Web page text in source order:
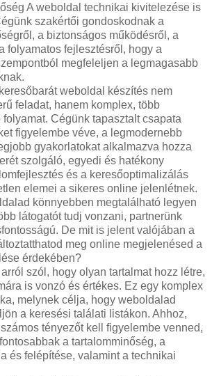
A weboldal technikai kivitelezése is
szakértői gondoskodnak a
a biztonságos működésről, a
folyamatos fejlesztésről, hogy a
megfeleljen a legmagasabb
weboldal készítés nem
feladat, hanem komplex, több
Cégünk tapasztalt csapata
figyelembe véve, a legmodernebb
gyakorlatokat alkalmazva hozza
szolgáló, egyedi és hatékony
és a keresőoptimalizálás
elemei a sikeres online jelenlétnek.
könnyebben megtalálható legyen
látogatót tudj vonzani, partnerünk
De mit is jelent valójában a
meg online megjelenésed a
érdekében?
szól, hogy olyan tartalmat hozz létre,
is vonzó és értékes. Ez egy komplex
melynek célja, hogy weboldalad
a keresési találati listákon. Ahhoz,
tényezőt kell figyelembe venned,
a tartalomminőség, a
és felépítése, valamint a technikai